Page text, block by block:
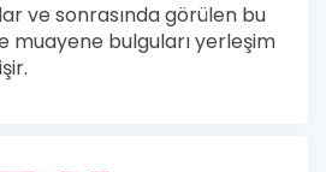
ve sonrasında görülen bu
muayene bulguları yerleşim